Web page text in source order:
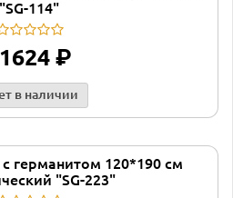
"SG-114"
руб.
в наличии
германитом 120*190 см
"SG-223"